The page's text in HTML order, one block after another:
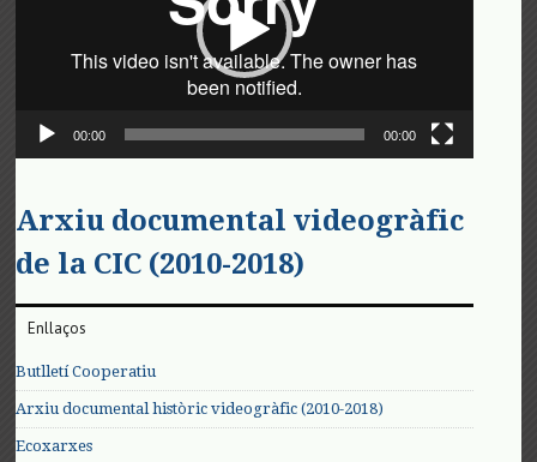
00:00 00:00
Arxiu documental videogràfic
de la CIC (2010-2018)
Enllaços
Butlletí Cooperatiu
Arxiu documental històric videogràfic (2010-2018)
Ecoxarxes